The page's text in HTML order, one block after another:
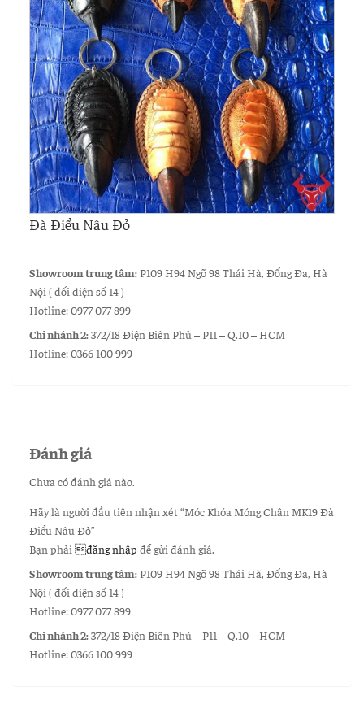
Đà Điểu Nâu Đỏ
Showroom trung tâm:P109 H94 Ngõ 98 Thái Hà, Đống Đa, Hà
Nội ( đối diện số 14 )
Hotline: 0977 077 899
Chi nhánh 2:372/18 Điện Biên Phủ – P11 – Q.10 – HCM
Hotline: 0366 100 999
Đánh giá
Chưa có đánh giá nào.
Hãy là người đầu tiên nhận xét “Móc Khóa Móng Chân MK19 Đà
Điểu Nâu Đỏ”
Bạn phải đăng nhập để gửi đánh giá.
Showroom trung tâm:P109 H94 Ngõ 98 Thái Hà, Đống Đa, Hà
Nội ( đối diện số 14 )
Hotline: 0977 077 899
Chi nhánh 2:372/18 Điện Biên Phủ – P11 – Q.10 – HCM
Hotline: 0366 100 999